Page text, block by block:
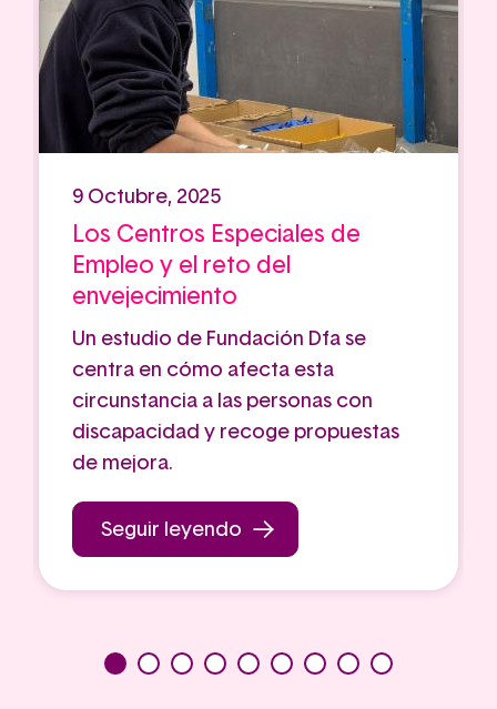
9 Octubre, 2025
Los Centros Especiales de
Empleo y el reto del
envejecimiento
Un estudio de Fundación Dfa se
centra en cómo afecta esta
circunstancia a las personas con
discapacidad y recoge propuestas
de mejora.
Seguir leyendo